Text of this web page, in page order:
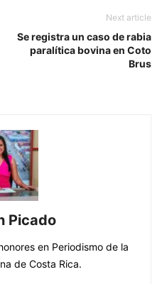
Next article
Se registra un caso de rabia
paralítica bovina en Coto
Brus
Picado
en Periodismo de la
de Costa Rica.